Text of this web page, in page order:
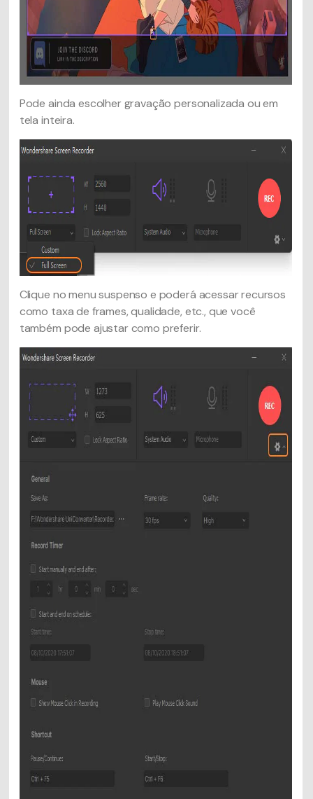
Pode ainda escolher gravação personalizada ou em
tela inteira.
Clique no menu suspenso e poderá acessar recursos
como taxa de frames, qualidade, etc., que você
também pode ajustar como preferir.